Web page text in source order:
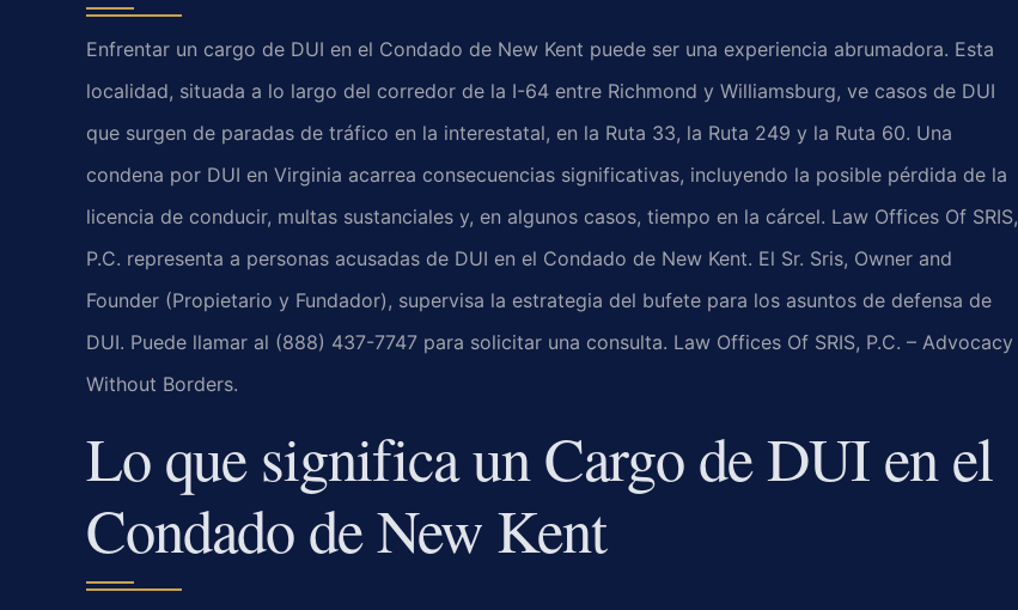
Enfrentar un cargo de DUI en el Condado de New Kent puede ser una experiencia abrumadora. Esta
localidad, situada a lo largo del corredor de la I-64 entre Richmond y Williamsburg, ve casos de DUI
que surgen de paradas de tráfico en la interestatal, en la Ruta 33, la Ruta 249 y la Ruta 60. Una
condena por DUI en Virginia acarrea consecuencias significativas, incluyendo la posible pérdida de la
licencia de conducir, multas sustanciales y, en algunos casos, tiempo en la cárcel. Law Offices Of SRIS,
P.C. representa a personas acusadas de DUI en el Condado de New Kent. El Sr. Sris, Owner and
Founder (Propietario y Fundador), supervisa la estrategia del bufete para los asuntos de defensa de
DUI. Puede llamar al (888) 437-7747 para solicitar una consulta. Law Offices Of SRIS, P.C. – Advocacy
Without Borders.
Lo que significa un Cargo de DUI en el
Condado de New Kent